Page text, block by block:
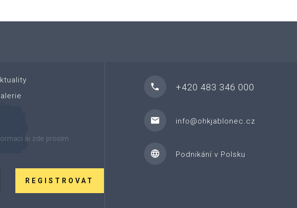
si zde prosím
REGISTROVAT
+420 483 346 000
info@ohkjablonec.cz
Podnikání v Polsku